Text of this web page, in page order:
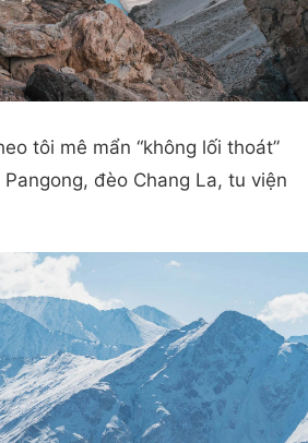
tôi mê mẩn “không lối thoát”
đèo Chang La, tu viện